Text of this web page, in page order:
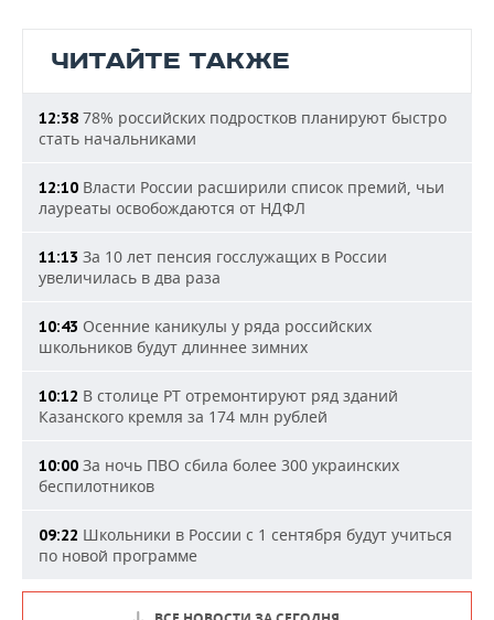
ЧИТАЙТЕ ТАКЖЕ
12:38 78% российских подростков планируют быстро
стать начальниками
12:10 Власти России расширили список премий, чьи
лауреаты освобождаются от НДФЛ
11:13 За 10 лет пенсия госслужащих в России
увеличилась в два раза
10:43 Осенние каникулы у ряда российских
школьников будут длиннее зимних
10:12 В столице РТ отремонтируют ряд зданий
Казанского кремля за 174 млн рублей
10:00 За ночь ПВО сбила более 300 украинских
беспилотников
09:22 Школьники в России с 1 сентября будут учиться
по новой программе